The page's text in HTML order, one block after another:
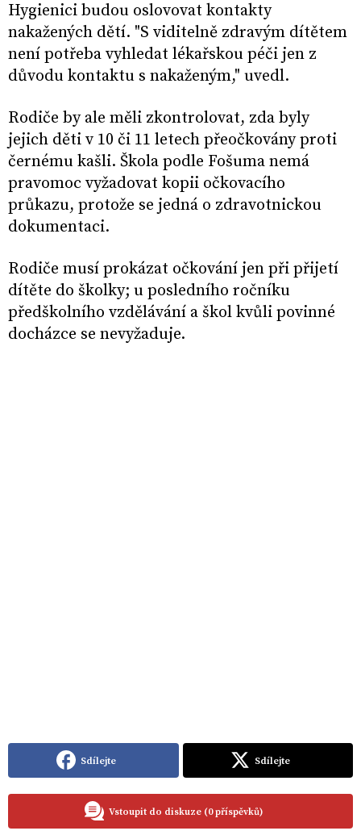
Hygienici budou oslovovat kontakty
nakažených dětí. "S viditelně zdravým dítětem
není potřeba vyhledat lékařskou péči jen z
důvodu kontaktu s nakaženým," uvedl.
Rodiče by ale měli zkontrolovat, zda byly
jejich děti v 10 či 11 letech přeočkovány proti
černému kašli. Škola podle Fošuma nemá
pravomoc vyžadovat kopii očkovacího
průkazu, protože se jedná o zdravotnickou
dokumentaci.
Rodiče musí prokázat očkování jen při přijetí
dítěte do školky; u posledního ročníku
předškolního vzdělávání a škol kvůli povinné
docházce se nevyžaduje.
Sdílejte Sdílejte
Vstoupit do diskuze (0 příspěvků)